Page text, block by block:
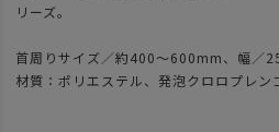
リーズ。
首周りサイズ／約400～600mm、幅／
材質：ポリエステル、発泡クロロプレン